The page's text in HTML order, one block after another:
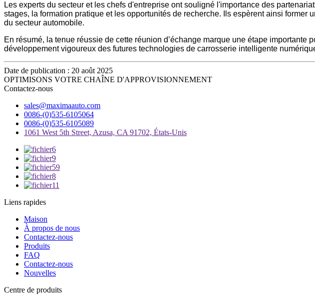
Les experts du secteur et les chefs d'entreprise ont souligné l'importance des
stages, la formation pratique et les opportunités de recherche. Ils espèrent ainsi
du secteur automobile.
En résumé, la tenue réussie de cette réunion d’échange marque une étape
développement vigoureux des futures technologies de carrosserie intelligente
Date de publication : 20 août 2025
OPTIMISONS VOTRE CHAÎNE D'APPROVISIONNEMENT
Contactez-nous
sales@maximaauto.com
0086-(0)535-6105064
0086-(0)535-6105089
1061 West 5th Street, Azusa, CA 91702, États-Unis
Liens rapides
Maison
À propos de nous
Contactez-nous
Produits
FAQ
Contactez-nous
Nouvelles
Centre de produits